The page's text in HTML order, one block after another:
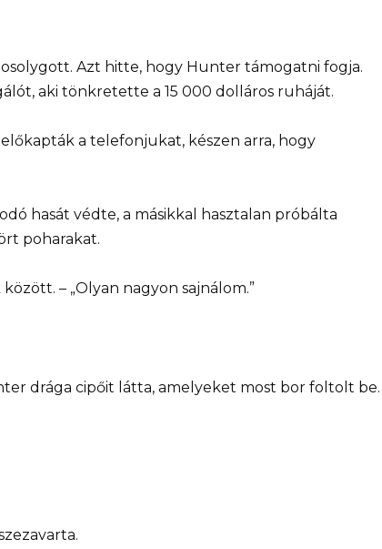
Azt hitte, hogy Hunter támogatni fogja.
aki tönkretette a 15 000 dolláros ruháját.
a telefonjukat, készen arra, hogy
hasát védte, a másikkal hasztalan próbálta
poharakat.
– „Olyan nagyon sajnálom.”
drága cipőit látta, amelyeket most bor foltolt be.